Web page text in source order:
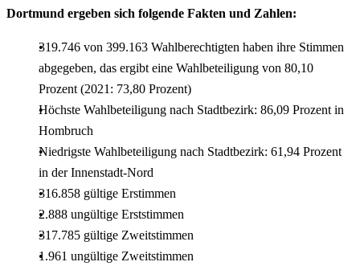
Dortmund ergeben sich folgende Fakten und Zahlen:
319.746 von 399.163 Wahlberechtigten haben ihre Stimmen
abgegeben, das ergibt eine Wahlbeteiligung von 80,10
Prozent (2021: 73,80 Prozent)
Höchste Wahlbeteiligung nach Stadtbezirk: 86,09 Prozent in
Hombruch
Niedrigste Wahlbeteiligung nach Stadtbezirk: 61,94 Prozent
in der Innenstadt-Nord
316.858 gültige Erstimmen
2.888 ungültige Erststimmen
317.785 gültige Zweitstimmen
1.961 ungültige Zweitstimmen